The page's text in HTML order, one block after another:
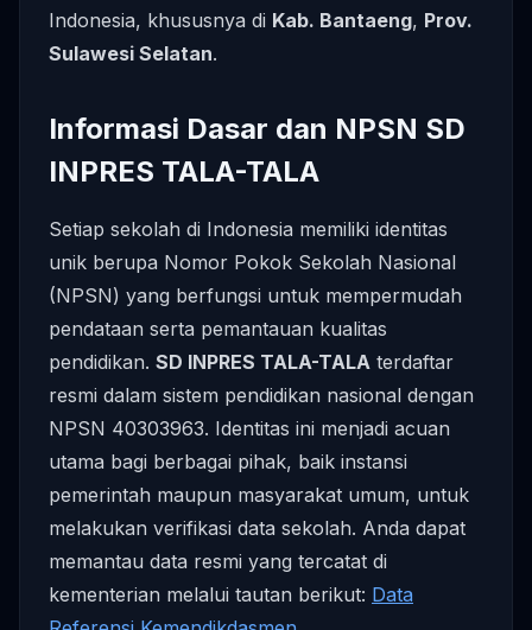
Indonesia, khususnya di Kab. Bantaeng, Prov.
Sulawesi Selatan.
Informasi Dasar dan NPSN SD
INPRES TALA-TALA
Setiap sekolah di Indonesia memiliki identitas
unik berupa Nomor Pokok Sekolah Nasional
(NPSN) yang berfungsi untuk mempermudah
pendataan serta pemantauan kualitas
pendidikan. SD INPRES TALA-TALA terdaftar
resmi dalam sistem pendidikan nasional dengan
NPSN 40303963. Identitas ini menjadi acuan
utama bagi berbagai pihak, baik instansi
pemerintah maupun masyarakat umum, untuk
melakukan verifikasi data sekolah. Anda dapat
memantau data resmi yang tercatat di
kementerian melalui tautan berikut: Data